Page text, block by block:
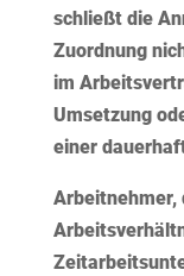
schließt die
Zuordnung
im
Umsetzung
einer
Arbeitnehmer,